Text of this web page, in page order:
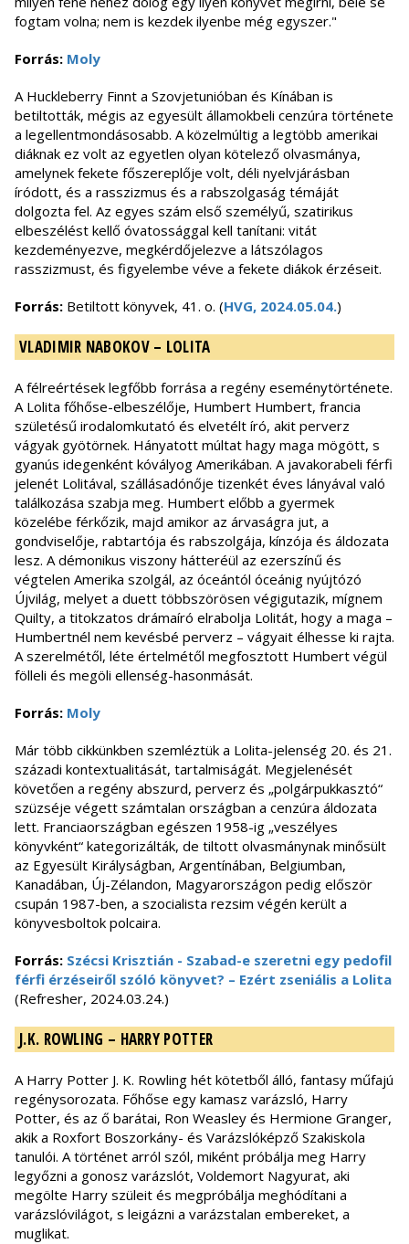
fogtam volna; nem is kezdek ilyenbe még egyszer."
Forrás: Moly
A Huckleberry Finnt a Szovjetunióban és Kínában is
betiltották, mégis az egyesült államokbeli cenzúra története
a legellentmondásosabb. A közelmúltig a legtöbb amerikai
diáknak ez volt az egyetlen olyan kötelező olvasmánya,
amelynek fekete főszereplője volt, déli nyelvjárásban
íródott, és a rasszizmus és a rabszolgaság témáját
dolgozta fel. Az egyes szám első személyű, szatirikus
elbeszélést kellő óvatossággal kell tanítani: vitát
kezdeményezve, megkérdőjelezve a látszólagos
rasszizmust, és figyelembe véve a fekete diákok érzéseit.
Forrás: Betiltott könyvek, 41. o. (HVG, 2024.05.04.)
VLADIMIR NABOKOV – LOLITA
A félreértések legfőbb forrása a regény eseménytörténete.
A Lolita főhőse-elbeszélője, Humbert Humbert, francia
születésű irodalomkutató és elvetélt író, akit perverz
vágyak gyötörnek. Hányatott múltat hagy maga mögött, s
gyanús idegenként kóvályog Amerikában. A javakorabeli férfi
jelenét Lolitával, szállásadónője tizenkét éves lányával való
találkozása szabja meg. Humbert előbb a gyermek
közelébe férkőzik, majd amikor az árvaságra jut, a
gondviselője, rabtartója és rabszolgája, kínzója és áldozata
lesz. A démonikus viszony hátteréül az ezerszínű és
végtelen Amerika szolgál, az óceántól óceánig nyújtózó
Újvilág, melyet a duett többszörösen végigutazik, mígnem
Quilty, a titokzatos drámaíró elrabolja Lolitát, hogy a maga –
Humbertnél nem kevésbé perverz – vágyait élhesse ki rajta.
A szerelmétől, léte értelmétől megfosztott Humbert végül
fölleli és megöli ellenség-hasonmását.
Forrás: Moly
Már több cikkünkben szemléztük a Lolita-jelenség 20. és 21.
századi kontextualitását, tartalmiságát. Megjelenését
követően a regény abszurd, perverz és „polgárpukkasztó“
szüzséje végett számtalan országban a cenzúra áldozata
lett. Franciaországban egészen 1958-ig „veszélyes
könyvként“ kategorizálták, de tiltott olvasmánynak minősült
az Egyesült Királyságban, Argentínában, Belgiumban,
Kanadában, Új-Zélandon, Magyarországon pedig először
csupán 1987-ben, a szocialista rezsim végén került a
könyvesboltok polcaira.
Forrás: Szécsi Krisztián - Szabad-e szeretni egy pedofil
férfi érzéseiről szóló könyvet? – Ezért zseniális a Lolita
(Refresher, 2024.03.24.)
J.K. ROWLING – HARRY POTTER
A Harry Potter J. K. Rowling hét kötetből álló, fantasy műfajú
regénysorozata. Főhőse egy kamasz varázsló, Harry
Potter, és az ő barátai, Ron Weasley és Hermione Granger,
akik a Roxfort Boszorkány- és Varázslóképző Szakiskola
tanulói. A történet arról szól, miként próbálja meg Harry
legyőzni a gonosz varázslót, Voldemort Nagyurat, aki
megölte Harry szüleit és megpróbálja meghódítani a
varázslóvilágot, s leigázni a varázstalan embereket, a
muglikat.